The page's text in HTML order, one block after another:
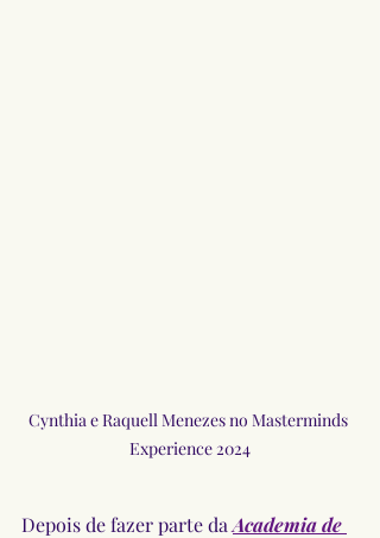
Cynthia e Raquell Menezes no Masterminds
Experience 2024
Depois de fazer parte da Academia de